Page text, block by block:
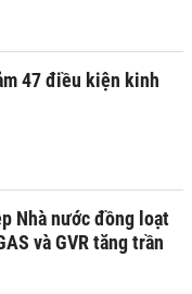
47 điều kiện kinh
Nhà nước đồng loạt
và GVR tăng trần